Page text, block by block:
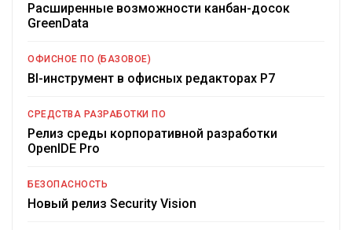
Расширенные возможности канбан-досок
GreenData
ОФИСНОЕ ПО (БАЗОВОЕ)
BI-инструмент в офисных редакторах Р7
СРЕДСТВА РАЗРАБОТКИ ПО
Релиз среды корпоративной разработки
OpenIDE Pro
БЕЗОПАСНОСТЬ
Новый релиз Security Vision